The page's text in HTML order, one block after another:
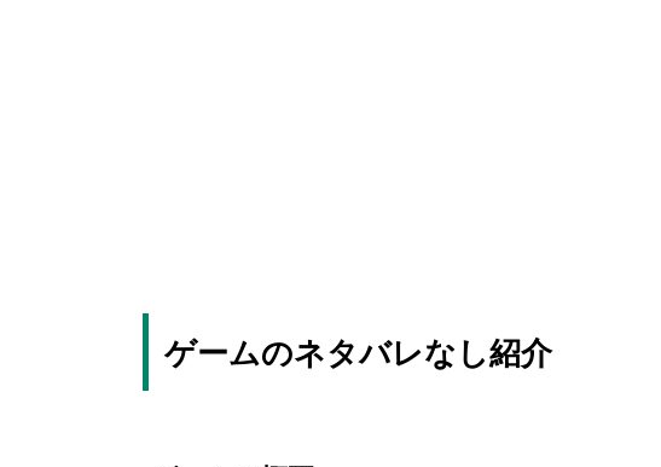
ゲームのネタバレなし紹介